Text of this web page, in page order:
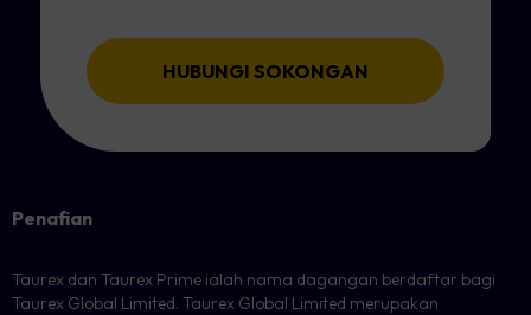
HUBUNGI SOKONGAN
Penafian
Taurex dan Taurex Prime ialah nama dagangan berdaftar bagi
Taurex Global Limited. Taurex Global Limited merupakan